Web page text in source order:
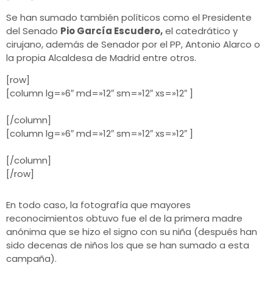
Se han sumado también políticos como el Presidente
del Senado Pio García Escudero,el catedrático y
cirujano, además de Senador por el PP, Antonio Alarco o
la propia Alcaldesa de Madrid entre otros.
[row]
[column lg=»6″ md=»12″ sm=»12″ xs=»12″ ]
[/column]
[column lg=»6″ md=»12″ sm=»12″ xs=»12″ ]
[/column]
[/row]
En todo caso, la fotografía que mayores
reconocimientos obtuvo fue el de la primera madre
anónima que se hizo el signo con su niña (después han
sido decenas de niños los que se han sumado a esta
campaña).